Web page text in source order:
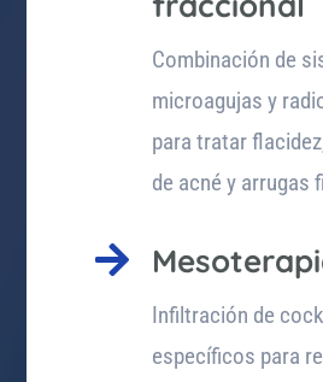
Combinación de
microagujas y
para tratar
de acné y arrugas

Infiltración de
específicos para